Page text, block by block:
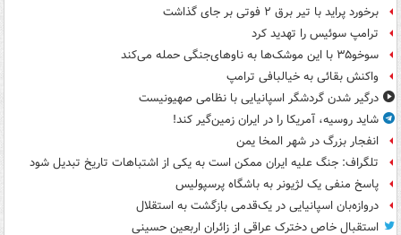
برخورد پراید با تیر برق ۲ فوتی بر جای گذاشت
ترامپ سوئیس را تهدید کرد
سوخو۳۵ با این موشک‌ها به ناوهای‌جنگی حمله می‌کند
واکنش بقائی به خیالبافی ترامپ
درگیر شدن گردشگر اسپانیایی با نظامی صهیونیست
شاید روسیه، آمریکا را در ایران زمین‌گیر کند!
انفجار بزرگ در شهر المخا یمن
تلگراف: جنگ علیه ایران ممکن است به یکی از اشتباهات تاریخ تبدیل شود
پاسخ منفی یک لژیونر به باشگاه پرسپولیس
دروازه‌بان اسپانیایی در یک‌قدمی بازگشت به استقلال
استقبال خاص دخترک عراقی از زائران اربعین حسینی